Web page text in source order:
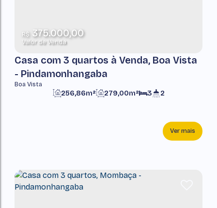
R$375.000,00
Valor de Venda
Casa com 3 quartos à Venda, Boa Vista
- Pindamonhangaba
Boa Vista
3 2
256,86m² 279,00m²
Ver mais